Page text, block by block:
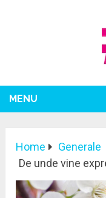
MENU
Home
Generale
De unde vine